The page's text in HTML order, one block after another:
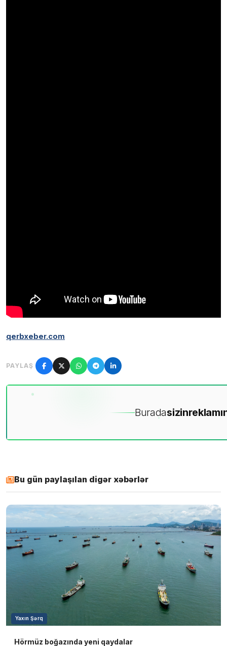
qerbxeber.com
PAYLAŞ
Buradasizin
Bu gün paylaşılan digər xəbərlər
Yaxın Şərq
Hörmüz boğazında yeni qaydalar